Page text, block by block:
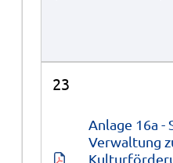
23
Anlage 16a -
Verwaltung